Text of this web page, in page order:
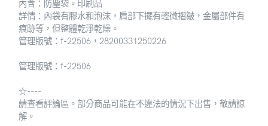
內含：防塵袋。印刷品
詳情：內袋有膠水和泡沫，肩部下擺有輕微褶皺，金屬部件有
痕跡等，但整體乾淨乾燥。
管理版號：f-22506，28200331250226
管理版號：f-22506
☆----
請查看評論區。部分商品可能在不違法的情況下出售，敬請諒
解。